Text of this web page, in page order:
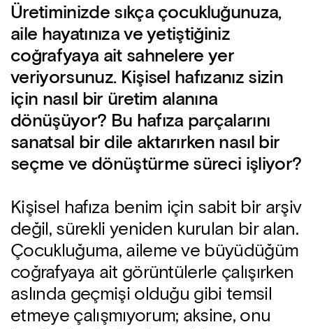
Üretiminizde sıkça çocukluğunuza,
aile hayatınıza ve yetiştiğiniz
coğrafyaya ait sahnelere yer
veriyorsunuz. Kişisel hafızanız sizin
için nasıl bir üretim alanına
dönüşüyor? Bu hafıza parçalarını
sanatsal bir dile aktarırken nasıl bir
seçme ve dönüştürme süreci işliyor?
Kişisel hafıza benim için sabit bir arşiv
değil, sürekli yeniden kurulan bir alan.
Çocukluğuma, aileme ve büyüdüğüm
coğrafyaya ait görüntülerle çalışırken
aslında geçmişi olduğu gibi temsil
etmeye çalışmıyorum; aksine, onu